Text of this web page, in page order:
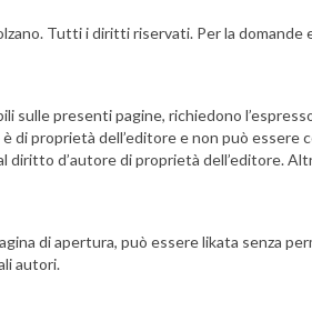
Tutti i diritti riservati. Per la
sulle presenti pagine, richiedono
proprietà dell’editore e non può essere
d’autore di proprietà dell’editore.
di apertura, può essere likata senza
autori.